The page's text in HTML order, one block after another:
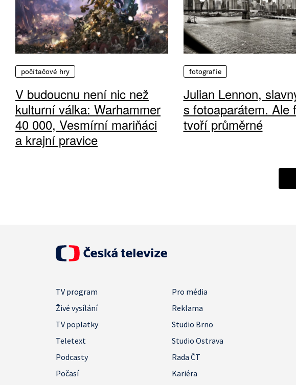
počítačové hry
V budoucnu není nic než
kulturní válka: Warhammer
40 000, Vesmírní mariňáci
a krajní pravice
fotografie
Julian Lennon,
s fotoaparátem. Ale
tvoří průměrné
TV program
Pro média
Živé vysílání
Reklama
TV poplatky
Studio Brno
Teletext
Studio Ostrava
Podcasty
Rada ČT
Počasí
Kariéra